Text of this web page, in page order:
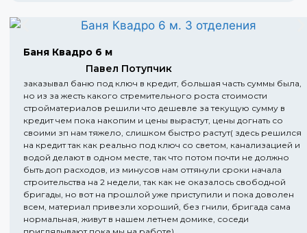
Баня Квадро 6 м
Павел Потупчик
заказывал баню под ключ в кредит, большая часть суммы была,
но из за жесть какого стремительного роста стоимости
стройматериалов решили что дешевле за текущую сумму в
кредит чем пока накопим и цены вырастут, цены догнать со
своими зп нам тяжело, слишком быстро растут( здесь решился
на кредит так как реально под ключ со светом, канализацией и
водой делают в одном месте, так что потом почти не должно
быть доп расходов, из минусов нам оттянули сроки начала
строительства на 2 недели, так как не оказалось свободной
бригады, но вот на прошлой уже приступили и пока доволен
всем, материал привезли хороший, без гнили, бригада сама
нормальная, живут в нашем летнем домике, соседи